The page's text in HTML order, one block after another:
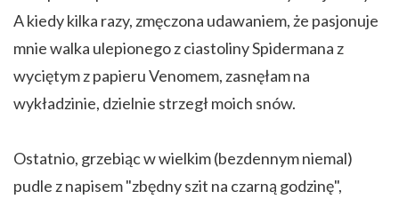
A kiedy kilka razy, zmęczona udawaniem, że pasjonuje
mnie walka ulepionego z ciastoliny Spidermana z
wyciętym z papieru Venomem, zasnęłam na
wykładzinie, dzielnie strzegł moich snów.
Ostatnio, grzebiąc w wielkim (bezdennym niemal)
pudle z napisem "zbędny szit na czarną godzinę",